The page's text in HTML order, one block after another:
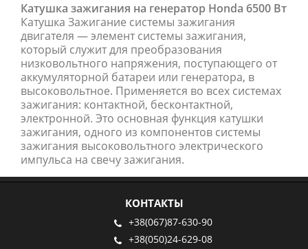
Катушка зажигания на генератор Honda 6500 Вт
Катушка Зажигание системы зажигания
двигателя — элемент системы зажигания,
который служит для преобразования
низковольтного напряжения, поступающего от
аккумуляторной батареи или генератора, в
высоковольтное. Применяется во всех системах
зажигания: контактной, бесконтактной,
электронной. Это основная функция катушки
зажигания, одного из компонентов системы
зажигания высоковольтного электрического
импульса на свечу зажигания.
КОНТАКТЫ
+38(067)87-630-90
+38(050)24-629-08